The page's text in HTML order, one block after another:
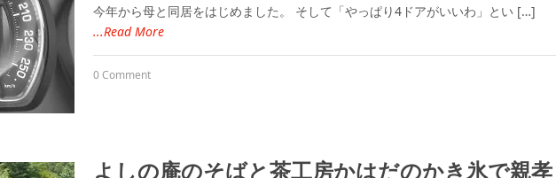
今年から母と同居をはじめました。 そして「やっぱり4ドアがいいわ」とい […]
...Read More
0 Comment
よしの庵のそばと茶工房かはだのかき氷で親孝